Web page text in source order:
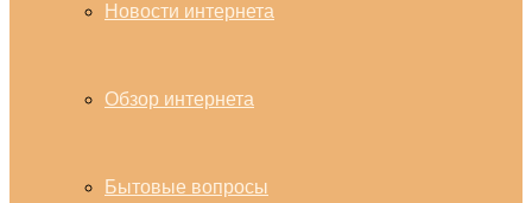
Новости интернета
Обзор интернета
Бытовые вопросы